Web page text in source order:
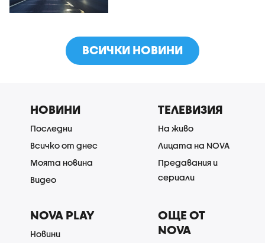
ВСИЧКИ НОВИНИ
НОВИНИ
Последни
Всичко от днес
Моята новина
Видео
ТЕЛЕВИЗИЯ
На живо
Лицата на NOVA
Предавания и
сериали
NOVA PLAY
Новини
ОЩЕ ОТ
NOVA